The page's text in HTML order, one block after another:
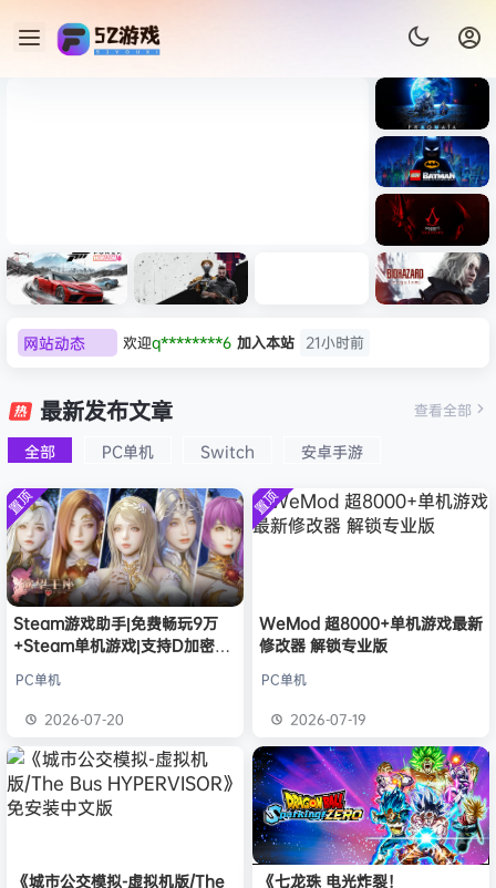
+修改器打包下载 解压即玩
《识质存
在/PRAG
MATA》
免安装中
文版
《乐高蝙
蝠侠：黑
暗骑士之
Dark
Creed
拟机
速：地平
线
6（Forza
Horizon
6）免安装
中文版
心/Atomi
c
Heart》
文版
n Desert
HYPERVI
SOR）免
安装中文
版
9：安魂
Requiem
）免安装
中文版
网站动态 欢迎q********6 加入本站
21小时前
欢迎 大**颠
欢迎我*的
欢迎D****Z 加入本站
8月7日
e******i 签到获取 43 点积分 8月7日
欢迎Q*H 加入本站
8月6日
欢迎e******i 加入本站
普洱 签到获取 39
欢迎普洱 加入本站
8月6日
欢迎0**3 加入本站
8月6日
8月6日
18小时前
最新发布文章
全部 PC单机 Switch 安卓手游
查看全部
置顶
Steam游戏助手|免费畅玩9万
+Steam单机游戏|支持D加密以
PC单机
2026-07-20
置顶
WeMod 超8000+单机游戏最新
修改器 解锁专业版
PC单机
2026-07-19
《城市公交模拟-虚拟机版/The
《七龙珠 电光炸裂！